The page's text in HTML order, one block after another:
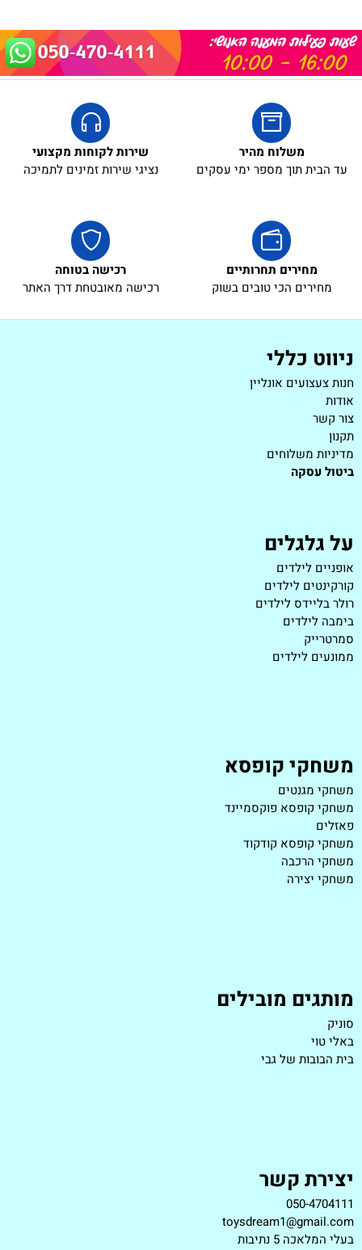
משלוח מהיר
עד הבית תוך מספר ימי עסקים
שירות לקוחות מקצועי
נציגי שירות זמינים לתמיכה
מחירים תחרותיים
מחירים הכי טובים בשוק
רכישה בטוחה
רכישה מאובטחת דרך האתר
ניווט כללי
חנות צעצועים אונליין
אודות
צור קשר
תקנון
מדיניות משלוחים
ביטול עסקה
על גלגלים
אופניים לילדים
קורקינטים לילדים
רולר בליידס לילדים
בימבה לילדים
סמרטרייק
ממונעים לילדים
משחקי קופסא
משחקי מגנטים
משחקי קופסא פוקסמיינד
פאזלים
משחקי קופסא קודקוד
משחקי הרכבה
משחקי יצירה
מותגים מובילים
סוניק
באלי טוי
בית הבובות של גבי
יצירת קשר
050-4704111
toysdream1@gmail.com
בעלי המלאכה 5 נתיבות